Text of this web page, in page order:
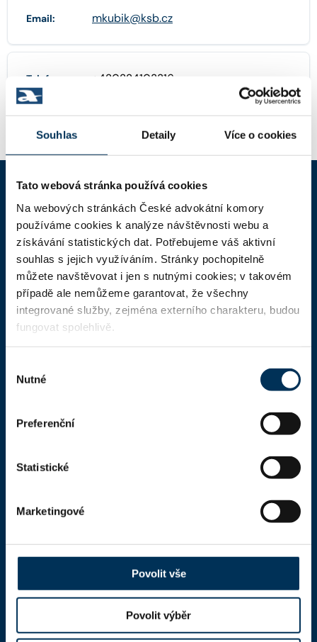
Souhlas Detaily Více o cookies
Tato webová stránka používá cookies
Na webových stránkách České advokátní komory
používáme cookies k analýze návštěvnosti webu a
získávání statistických dat. Potřebujeme váš aktivní
souhlas s jejich využíváním. Stránky pochopitelně
můžete navštěvovat i jen s nutnými cookies; v takovém
případě ale nemůžeme garantovat, že všechny
integrované služby, zejména externího charakteru, budou
fungovat spolehlivě.
souhlasu
Nutné
Preferenční
Statistické
Marketingové
Povolit vše
Povolit výběr
Email: mkubik@ksb.cz
Telefon: +420224103316
ČAK
Domů
Aktuality
Dokumenty a formuláře
Pro veřejnost
Advokátní deník
Portál ČAK
Česká advokátní komora
Kaňkův palác
110 00 Praha 1,mapa
DIČ: CZ66000777